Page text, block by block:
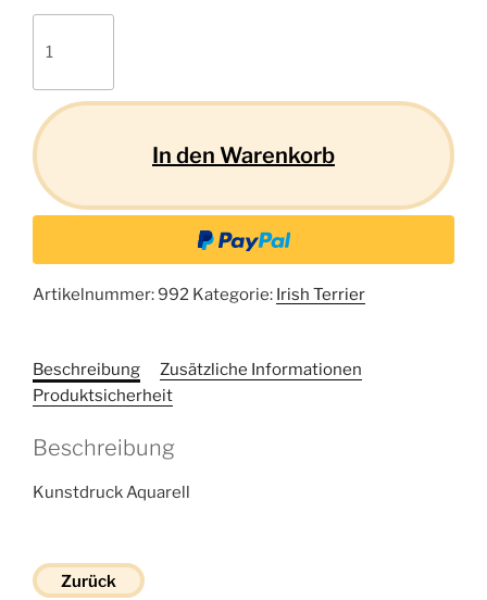
Terrier
Menge
In den Warenkorb
Artikelnummer:992 Kategorie: Irish Terrier
Beschreibung
Zusätzliche Informationen
Produktsicherheit
Beschreibung
Kunstdruck Aquarell
Zurück